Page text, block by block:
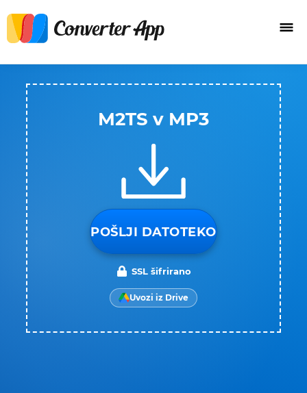
M2TS v MP3
POŠLJI DATOTEKO
SSL šifrirano
Uvozi iz Drive